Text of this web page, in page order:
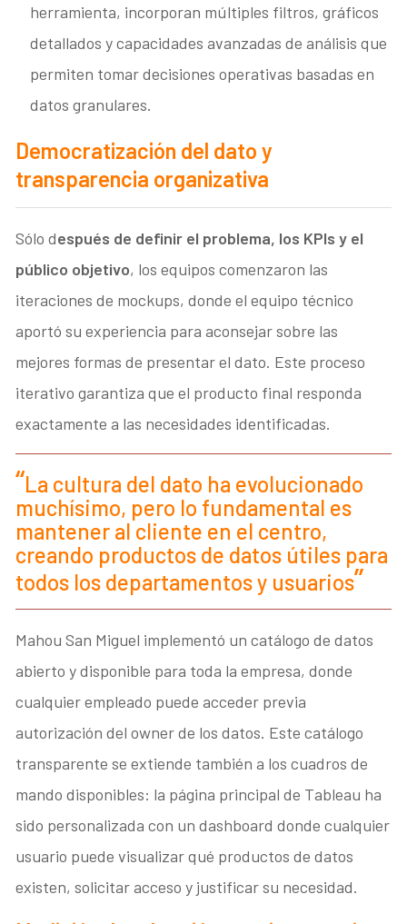
herramienta, incorporan múltiples filtros, gráficos
detallados y capacidades avanzadas de análisis que
permiten tomar decisiones operativas basadas en
datos granulares.
Democratización del dato y
transparencia organizativa
Sólo después de definir el problema, los KPIs y el
público objetivo, los equipos comenzaron las
iteraciones de mockups, donde el equipo técnico
aportó su experiencia para aconsejar sobre las
mejores formas de presentar el dato. Este proceso
iterativo garantiza que el producto final responda
exactamente a las necesidades identificadas.
La cultura del dato ha evolucionado
muchísimo, pero lo fundamental es
mantener al cliente en el centro,
creando productos de datos útiles para
todos los departamentos y usuarios
Mahou San Miguel implementó un catálogo de datos
abierto y disponible para toda la empresa, donde
cualquier empleado puede acceder previa
autorización del owner de los datos. Este catálogo
transparente se extiende también a los cuadros de
mando disponibles: la página principal de Tableau ha
sido personalizada con un dashboard donde cualquier
usuario puede visualizar qué productos de datos
existen, solicitar acceso y justificar su necesidad.